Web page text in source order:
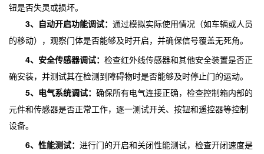
钮是否失灵或损坏。
3、自动开启功能调试： 通过模拟实际使用情况（如车辆或人员
的移动），观察门体是否能够及时开启，并确保信号覆盖无死角。
4、安全传感器调试： 检查红外线传感器和其他安全装置是否正
确安装，并测试其在检测到障碍物时是否能够及时停止门的运动。
5、电气系统调试： 确保所有电气连接正确，检查控制箱内部的
元件和传感器是否正常工作，逐一测试开关、按钮和遥控器等控制
设备。
6、性能测试： 进行门的开启和关闭性能测试，检查开闭速度是